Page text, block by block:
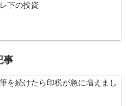
下の投資
事
を続けたら印税が急に増えまし